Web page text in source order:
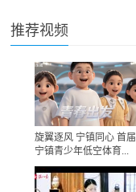
推荐视频
旋翼逐风 宁镇同心 首届
宁镇青少年低空体育...